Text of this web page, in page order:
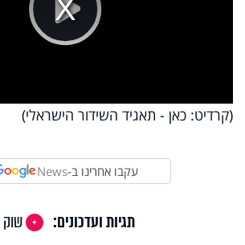
Play
Video
(קרדיט: כאן - תאגיד השידור הישראלי)
עקבו אחרינו ב-News
תגיות ועדכונים:
שוק